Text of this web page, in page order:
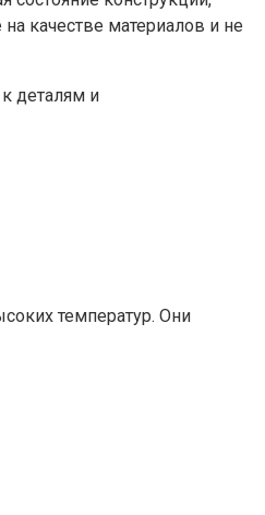
качестве материалов и не
деталям и
температур. Они